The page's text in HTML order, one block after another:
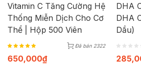
Vitamin C Tăng Cường Hệ
Thống Miễn Dịch Cho Cơ
Thể | Hộp 500 Viên
Đã bán 2322
650,000₫
DHA
DHA
Dầu)